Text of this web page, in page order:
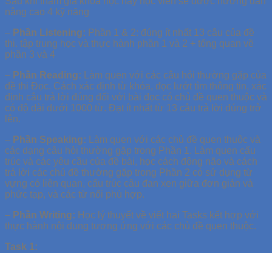
nâng cao 4 kỹ năng
– Phần Listening: Phần 1 & 2: đúng ít nhất 13 câu của đề
thi. tập trung học và thực hành phần 1 và 2 + tổng quan về
phần 3 và 4
– Phần Reading: Làm quen với các câu hỏi thường gặp của
đề thi Đọc. Cách xác định từ khóa, đọc lướt tìm thông tin, xác
định câu trả lời đúng đối với bài đọc có chủ đề quen thuộc và
có độ dài dưới 1000 từ. Đạt ít nhất từ 13 câu trả lời đúng trở
lên.
– Phần Speaking: Làm quen với các chủ đề quen thuộc và
các dạng câu hỏi thường gặp trong Phần 1. Làm quen cấu
trúc và các yêu cầu của đề bài, học cách động não và cách
trả lời các chủ đề thường gặp trong Phần 2 có sử dụng từ
vựng có liên quan, cấu trúc câu đan xen giữa đơn giản và
phức tạp, và các từ nối phù hợp.
– Phần Writing: Học lý thuyết về viết hai Tasks kết hợp với
thực hành nội dung tương ứng với các chủ đề quen thuộc.
Task 1: